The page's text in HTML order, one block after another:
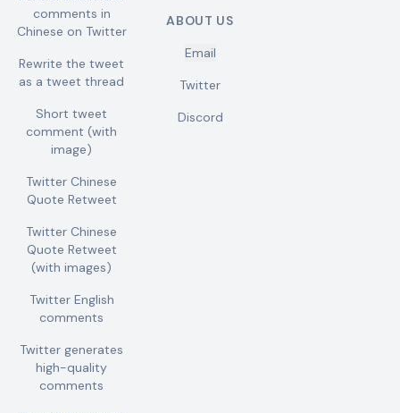
comments in
Chinese on Twitter
Rewrite the tweet
as a tweet thread
Short tweet
comment (with
image)
Twitter Chinese
Quote Retweet
Twitter Chinese
Quote Retweet
(with images)
Twitter English
comments
Twitter generates
high-quality
comments
ABOUT US
Email
Twitter
Discord